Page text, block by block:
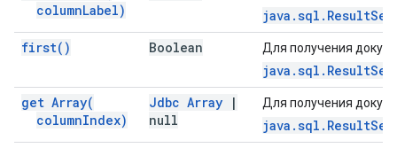
columnLabel)
first( ) Boolean Для получения
get Array(
columnIndex)
Jdbc Array
|
null
Для получения